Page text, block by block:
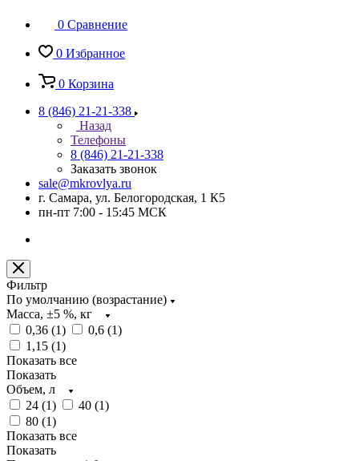
0 Сравнение
0 Избранное
0 Корзина
8 (846) 21-21-338
Назад
Телефоны
8 (846) 21-21-338
Заказать звонок
sale@mkrovlya.ru
г. Самара, ул. Белогородская, 1 К5
пн-пт 7:00 - 15:45 МСК
Фильтр
По умолчанию (возрастание)
Масса, ±5 %, кг
0,36 (1) 0,6 (1)
1,15 (1)
Показать все
Показать
Объем, л
24 (1) 40 (1)
80 (1)
Показать все
Показать